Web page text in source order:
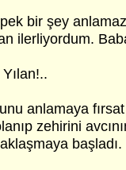
bir şey
ilerliyordum.
anlamaya
zehirini
başladı.